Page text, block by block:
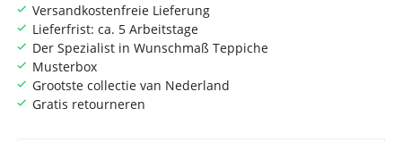
Versandkostenfreie Lieferung
Lieferfrist: ca. 5 Arbeitstage
Der Spezialist in Wunschmaß Teppiche
Musterbox
Grootste collectie van Nederland
Gratis retourneren